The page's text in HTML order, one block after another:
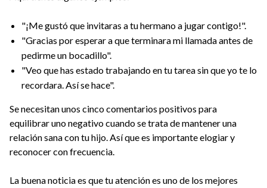
"¡Me gustó que invitaras a tu hermano a jugar contigo!".
"Gracias por esperar a que terminara mi llamada antes de
pedirme un bocadillo".
"Veo que has estado trabajando en tu tarea sin que yo te lo
recordara. Así se hace".
Se necesitan unos cinco comentarios positivos para
equilibrar uno negativo cuando se trata de mantener una
relación sana con tu hijo. Así que es importante elogiar y
reconocer con frecuencia.
La buena noticia es que tu atención es uno de los mejores